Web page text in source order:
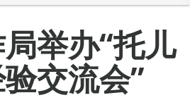
举办“托儿
交流会”